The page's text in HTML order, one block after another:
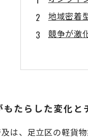
地域密着
競争が激
足立区
地域貢献
たらした変化と
は、足立区の軽貨